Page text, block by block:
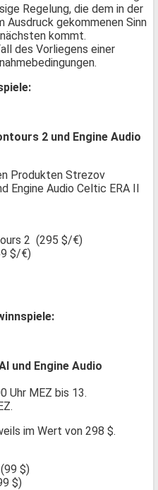
Regelung, die dem in der
Ausdruck gekommenen Sinn
kommt.
des Vorliegens einer
2 und Engine Audio
Produkten Strezov
Engine Audio Celtic ERA II
2 (295 $/€)
$/€)
und Engine Audio
Uhr MEZ bis 13.
im Wert von 298 $.
$)
$)